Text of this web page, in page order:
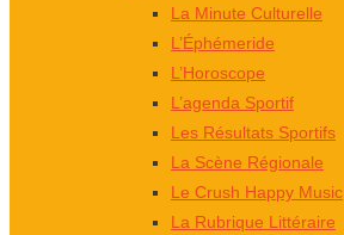
La Minute Culturelle
L’Éphémeride
L’Horoscope
L’agenda Sportif
Les Résultats Sportifs
La Scène Régionale
Le Crush Happy Music
La Rubrique Littéraire